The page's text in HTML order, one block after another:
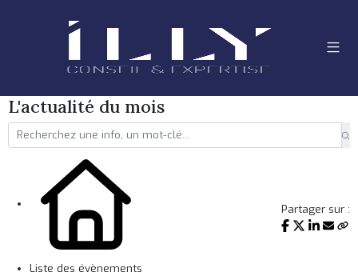
L'actualité du mois
Liste des évènements
Partager sur :